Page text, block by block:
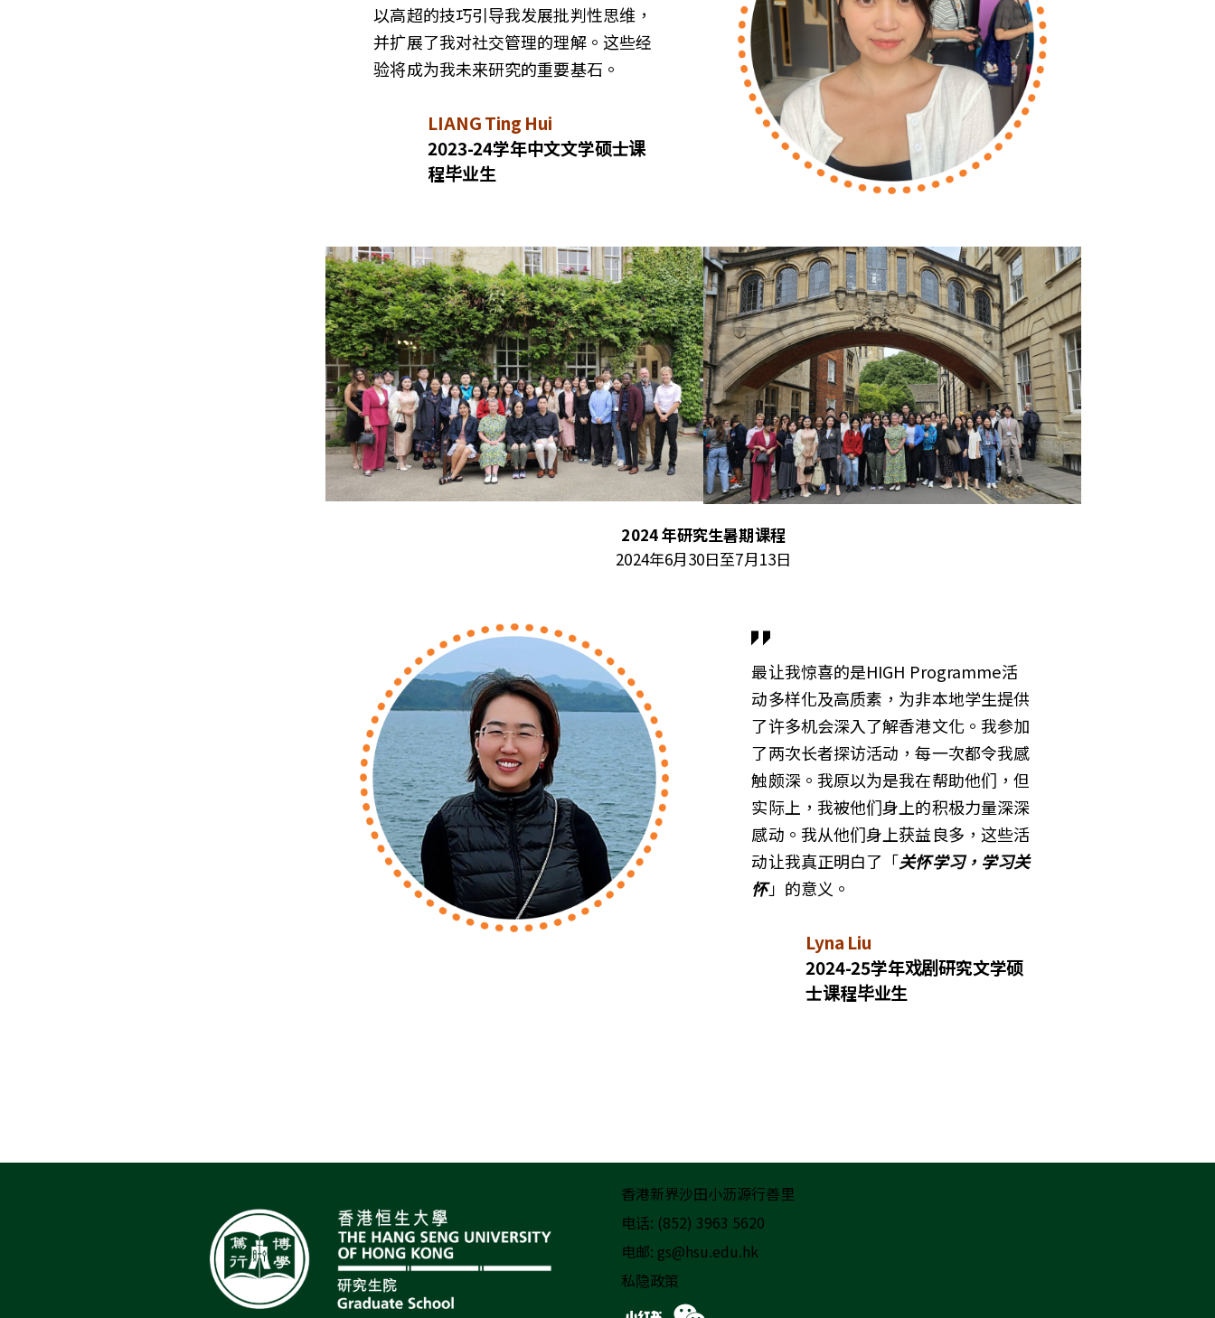
以高超的技巧引导我发展批判性思维，
并扩展了我对社交管理的理解。这些经
验将成为我未来研究的重要基石。
LIANG Ting Hui
2023-24学年中文文学硕士课
程毕业生
2024 年研究生暑期课程
2024年6月30日至7月13日
最让我惊喜的是HIGH Programme活
动多样化及高质素，为非本地学生提供
了许多机会深入了解香港文化。我参加
了两次长者探访活动，每一次都令我感
触颇深。我原以为是我在帮助他们，但
实际上，我被他们身上的积极力量深深
感动。我从他们身上获益良多，这些活
动让我真正明白了「关怀学习，学习关
怀」的意义。
Lyna Liu
2024-25学年戏剧研究文学硕
士课程毕业生
香港新界沙田小沥源行善里
电话: (852) 3963 5620
电邮: gs@hsu.edu.hk
私隐政策